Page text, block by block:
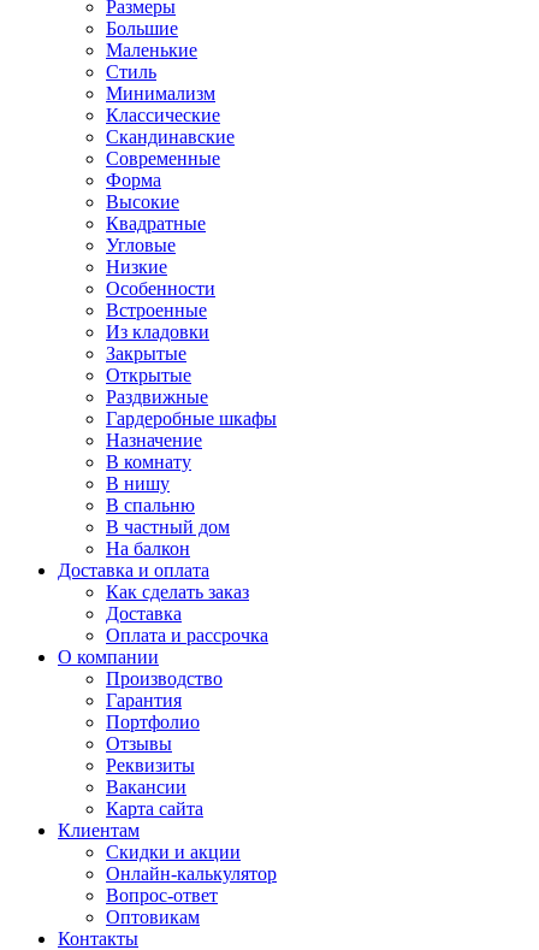
Размеры
Большие
Маленькие
Стиль
Минимализм
Классические
Скандинавские
Современные
Форма
Высокие
Квадратные
Угловые
Низкие
Особенности
Встроенные
Из кладовки
Закрытые
Открытые
Раздвижные
Гардеробные шкафы
Назначение
В комнату
В нишу
В спальню
В частный дом
На балкон
Доставка и оплата
Как сделать заказ
Доставка
Оплата и рассрочка
О компании
Производство
Гарантия
Портфолио
Отзывы
Реквизиты
Вакансии
Карта сайта
Клиентам
Скидки и акции
Онлайн-калькулятор
Вопрос-ответ
Оптовикам
Контакты